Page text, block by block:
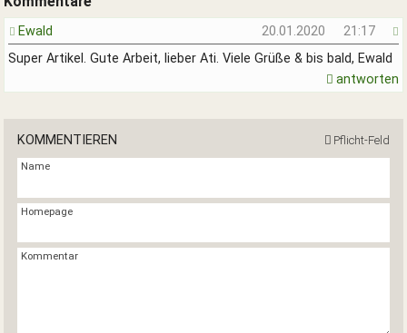
Ewald 20.01.2020
21:17
Super Artikel. Gute Arbeit, lieber Ati. Viele Grüße & bis bald, Ewald
antworten
Pflicht-Feld
KOMMENTIEREN
Name
Homepage
Kommentar